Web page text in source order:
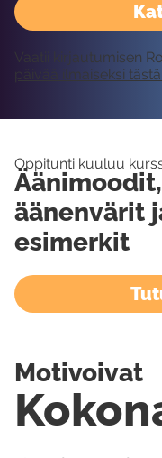
Vaatii kirjautumisen
päivää ilmaiseksi
Oppitunti kuuluu
äänenvärit
esimerkit
Motivoivat